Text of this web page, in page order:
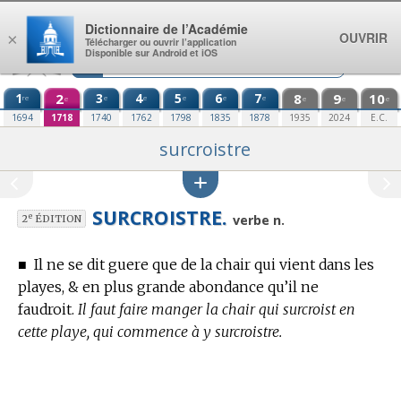
Aller au contenu
1re
1694
2e
1718
3e
1740
4e
1762
5e
1798
6e
1835
7e
1878
8e
1935
9e
2024
10e
E.C.
surcroistre
2eÉDITION SURCROISTRE. verbe n.
■ Il ne se dit guere que de la chair qui vient dans les
playes, & en plus grande abondance qu’il ne
faudroit. Il faut faire manger la chair qui surcroist en
cette playe, qui commence à y surcroistre.
×
Dictionnaire de l’Académie
Télécharger ou ouvrir l’application
Disponible sur Android et iOS
OUVRIR